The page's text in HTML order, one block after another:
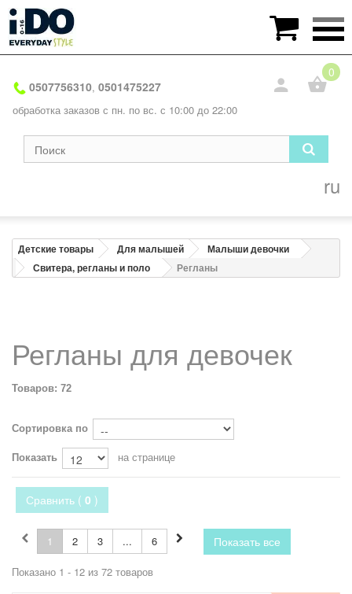
0507756310, 0501475227
обработка заказов с пн. по вс. с 10:00 до 22:00
0
ru
Детские товары Для малышей
Малыши девочки
Свитера, регланы и поло
Регланы
Регланы для девочек
Товаров: 72
Сортировка по
Показать
на странице
Сравнить ( 0 )
Показать все
1 2 3 ... 6
Показано 1 - 12 из 72 товаров
